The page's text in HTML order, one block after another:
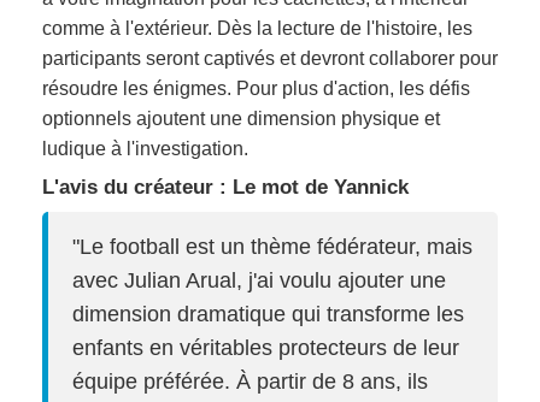
comme à l'extérieur. Dès la lecture de l'histoire, les
participants seront captivés et devront collaborer pour
résoudre les énigmes. Pour plus d'action, les défis
optionnels ajoutent une dimension physique et
ludique à l'investigation.
L'avis du créateur : Le mot de Yannick
"Le football est un thème fédérateur, mais
avec Julian Arual, j'ai voulu ajouter une
dimension dramatique qui transforme les
enfants en véritables protecteurs de leur
équipe préférée. À partir de 8 ans, ils